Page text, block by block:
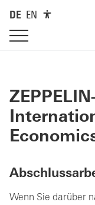
DE EN
Wenn Sie darüber